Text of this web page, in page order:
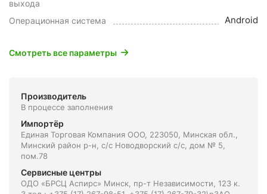
выхода
Операционная система Android
Смотреть все параметры
Производитель
В процессе заполнения
Импортёр
Единая Торговая Компания ООО, 223050, Минская обл.,
Минский район р-н, с/с Новодворский с/с, дом № 5,
пом.78
Сервисные центры
ОДО «БРСЦ Аспирс» Минск, пр-т Независимости, 123 к.